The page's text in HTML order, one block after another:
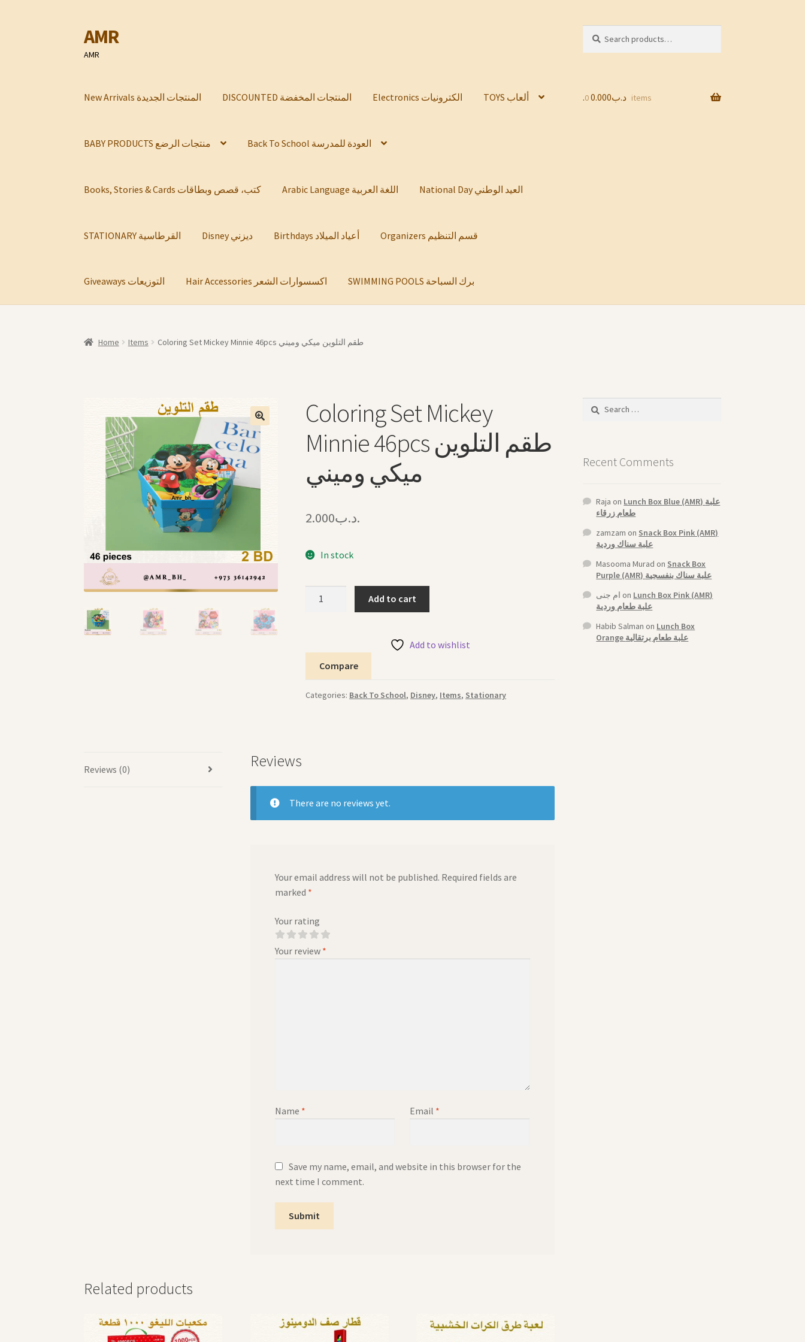
Skip
to
navigation
Skip
to
content
AMR
AMR
for:
New Arrivals المنتجات الجديدة DISCOUNTED المنتجات المخفضة Electronics الكترونيات TOYS ألعاب
BABY PRODUCTS منتجات الرضع Back To School العودة للمدرسة
Books, Stories & Cards كتب، قصص وبطاقات Arabic Language اللغة العربية National Day العيد الوطني
STATIONARY القرطاسية Disney ديزني Birthdays أعياد الميلاد Organizers قسم التنظيم
Giveaways التوزيعات Hair Accessories اكسسوارات الشعر SWIMMING POOLS برك السباحة
.د.ب0.000 0 items
Home Items Coloring Set Mickey Minnie 46pcs طقم التلوين ميكي وميني
Coloring Set Mickey
Minnie 46pcs طقم التلوين
ميكي وميني
.د.ب2.000
In stock
46pcs
طقم
التلوين
ميكي
Add to cart
Add to wishlist
Compare
Categories: Back To School, Disney, Items, Stationary
Reviews (0) Reviews
There are no reviews yet.
Your email address will not be published. Required fields are
marked *
Your rating
Your review *
Name * Email *
Save my name, email, and website in this browser for the
next time I comment.
Related products
Search
Recent Comments
Raja on Lunch Box Blue (AMR) علبة
طعام زرقاء
zamzam on Snack Box Pink (AMR)
علبة سناك وردية
Masooma Murad on Snack Box
Purple (AMR) علبة سناك بنفسجية
ام جنى on Lunch Box Pink (AMR)
علبة طعام وردية
Habib Salman on Lunch Box
Orange علبة طعام برتقالية